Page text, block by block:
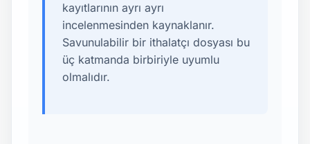
kayıtlarının ayrı ayrı
incelenmesinden kaynaklanır.
Savunulabilir bir ithalatçı dosyası bu
üç katmanda birbiriyle uyumlu
olmalıdır.